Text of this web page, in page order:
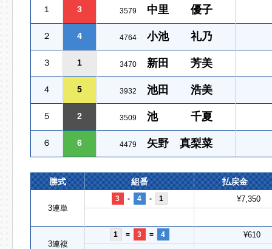
１ 3 3579 中里 優子
２ 4 4764 小池 礼乃
３ 1 3470 新田 芳美
４ 5 3932 池田 浩美
５ 2 3509 池 千夏
６ 6 4479 矢野 真梨菜
勝式 組番 払戻金
3連単
3 - 4 - 1 ¥7,350
3連複
1 = 3 = 4 ¥610